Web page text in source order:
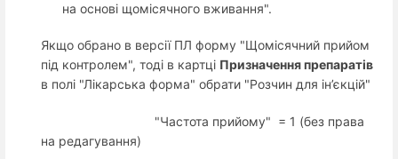
на основі щомісячного вживання".
Якщо обрано в версії ПЛ форму "Щомісячний прийом
під контролем", тоді в картці Призначення препаратів
в полі "Лікарська форма" обрати "Розчин для ін’єкцій"
"Частота прийому" = 1 (без права
на редагування)